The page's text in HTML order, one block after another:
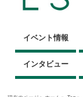
イベント情報
インタビュー